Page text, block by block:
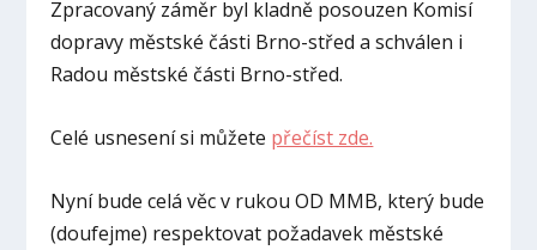
Zpracovaný záměr byl kladně posouzen Komisí
dopravy městské části Brno-střed a schválen i
Radou městské části Brno-střed.
Celé usnesení si můžete přečíst zde.
Nyní bude celá věc v rukou OD MMB, který bude
(doufejme) respektovat požadavek městské